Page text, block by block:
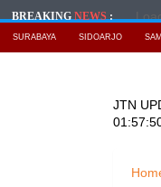
BREAKINGNEWS:
SURABAYA SIDOARJO
JTN